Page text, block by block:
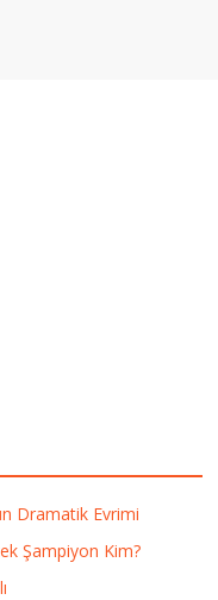
Dramatik Evrimi
Şampiyon Kim?